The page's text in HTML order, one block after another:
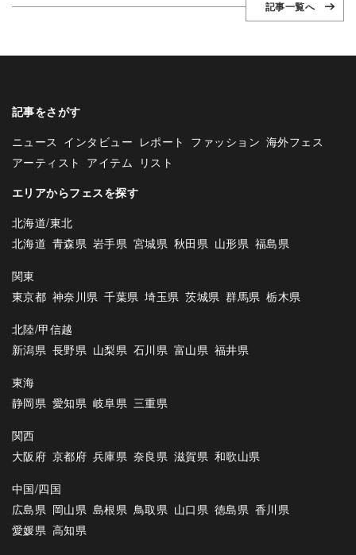
記事一覧へ
記事をさがす
ニュース インタビュー レポート ファッション 海外フェス
アーティスト アイテム
リスト
エリアからフェスを探す
北海道/東北
北海道 青森県 岩手県 宮城県 秋田県 山形県 福島県
関東
東京都 神奈川県 千葉県 埼玉県 茨城県 群馬県 栃木県
北陸/甲信越
新潟県 長野県 山梨県 石川県 富山県 福井県
東海
静岡県 愛知県 岐阜県 三重県
関西
大阪府 京都府 兵庫県 奈良県 滋賀県 和歌山県
中国/四国
広島県 岡山県 島根県 鳥取県 山口県 徳島県 香川県
愛媛県 高知県